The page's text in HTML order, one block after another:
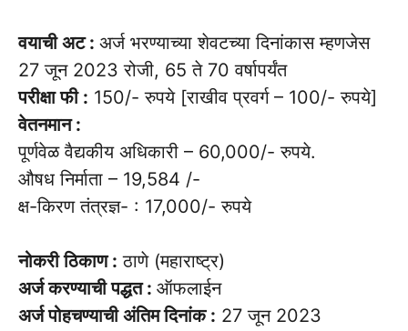
वयाची अट : अर्ज भरण्याच्या शेवटच्या दिनांकास म्हणजेस
27 जून 2023 रोजी, 65 ते 70 वर्षापर्यंत
परीक्षा फी : 150/- रुपये [राखीव प्रवर्ग – 100/- रुपये]
वेतनमान :
पूर्णवेळ वैद्यकीय अधिकारी – 60,000/- रुपये.
औषध निर्माता – 19,584 /-
क्ष-किरण तंत्रज्ञ- : 17,000/- रुपये
नोकरी ठिकाण : ठाणे (महाराष्ट्र)
अर्ज करण्याची पद्धत : ऑफलाईन
अर्ज पोहचण्याची अंतिम दिनांक : 27 जून 2023